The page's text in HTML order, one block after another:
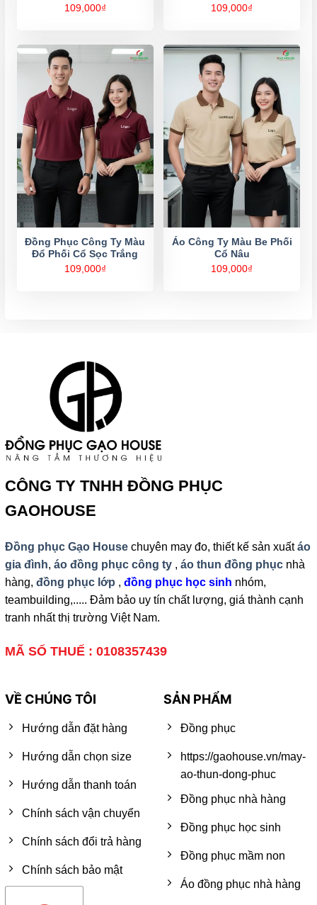
109,000₫
109,000₫
Đồng Phục Công Ty Màu
Đổ Phối Cổ Sọc Trắng
109,000₫
Áo Công Ty Màu Be Phối
Cổ Nâu
109,000₫
CÔNG TY TNHH ĐỒNG PHỤC
GAOHOUSE
Đồng phục Gạo Housechuyên may đo, thiết kế sản xuấtáo
gia đình, áo đồng phục công ty, áo thun đồng phụcnhà
hàng, đồng phục lớp , đồng phục học sinh nhóm,
teambuilding,..... Đảm bảo uy tín chất lượng, giá thành cạnh
tranh nhất thị trường Việt Nam.
MÃ SỐ THUẾ : 0108357439
VỀ CHÚNG TÔI
Hướng dẫn đặt hàng
Hướng dẫn chọn size
Hướng dẫn thanh toán
Chính sách vận chuyển
Chính sách đổi trả hàng
Chính sách bảo mật
SẢN PHẨM
Đồng phục
https://gaohouse.vn/may-
ao-thun-dong-phuc
Đồng phục nhà hàng
Đồng phục học sinh
Đồng phục mầm non
Áo đồng phục nhà hàng